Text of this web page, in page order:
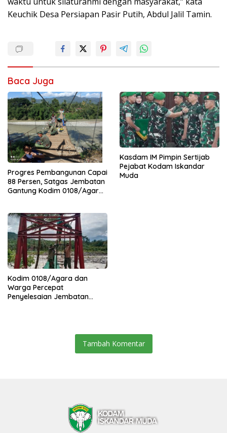
Keuchik Desa Persiapan Pasir Putih, Abdul Jalil Tamin.
Baca Juga
Progres Pembangunan Capai
88 Persen, Satgas Jembatan
Gantung Kodim 0108/Agara
Kasdam IM Pimpin Sertijab
Pejabat Kodam Iskandar
Muda
Kodim 0108/Agara dan
Warga Percepat
Penyelesaian Jembatan
Tambah Komentar